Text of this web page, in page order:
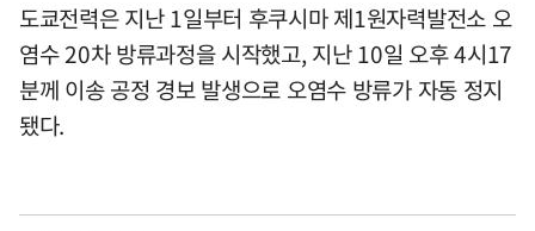
도쿄전력은 지난 1일부터 후쿠시마 제1원자력발전소 오
염수 20차 방류과정을 시작했고, 지난 10일 오후 4시17
분께 이송 공정 경보 발생으로 오염수 방류가 자동 정지
됐다.